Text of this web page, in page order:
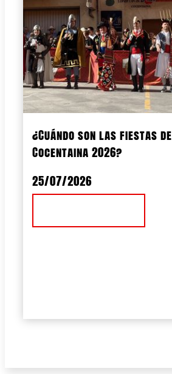
¿Cuándo son las fiestas de
Cocentaina 2026?
25/07/2026